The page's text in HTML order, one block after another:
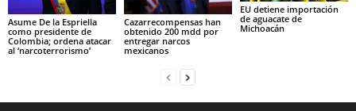
Asume De la Espriella
como presidente de
Colombia; ordena atacar
al ‘narcoterrorismo’
Cazarrecompensas han
obtenido 200 mdd por
entregar narcos
mexicanos
EU detiene importación
de aguacate de
Michoacán